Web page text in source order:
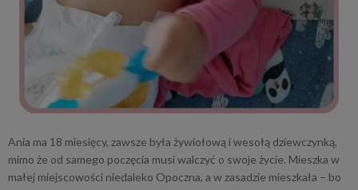
Ania ma 18 miesięcy, zawsze była żywiołową i wesołą dziewczynką,
mimo że od samego poczęcia musi walczyć o swoje życie. Mieszka w
małej miejscowości niedaleko Opoczna, a w zasadzie mieszkała – bo